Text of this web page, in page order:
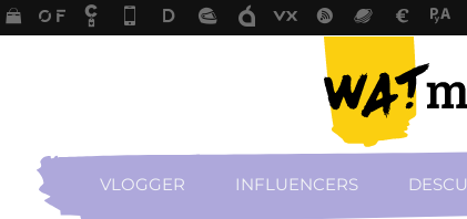
VLOGGER INFLUENCERS